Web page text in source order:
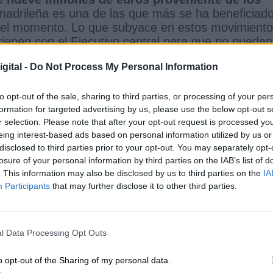
- Do Not Process My Personal Information
opt-out of the sale, sharing to third parties, or processing of your
for targeted advertising by us, please use the below opt-out
selection. Please note that after your opt-out request is processed
interest-based ads based on personal information utilized by us
to third parties prior to your opt-out. You may separately
of your personal information by third parties on the IAB’s list of
This information may also be disclosed by us to third parties on the
Participants that may further disclose it to other third parties.
Data Processing Opt Outs
opt-out of the Sharing of my personal data.
es una de las que más se ha beneficiado
momento. Lo que subyace en estos
con el Ejecutivo central para que no puedan
de los fondos de recuperación. Bolaños
gestionados por el PSOE"y para ello
duda la objetividad en el reparto. Sin embargo,
en la que se está gestionando la llegada de
la crisis del coronavirus. El dirigente socialista
Europa al que la UE se lo validó, el primer
y el primer país de Europa felicitado por la
en todo y el Partido Popular, en contra".
reproche que hacen desde el PSOE a los
de los Diputados debe convalidarel
entre los sindicatos mayoritarios y los
considera que el PP se ha instalado en
que la reforma es "positiva" para España.